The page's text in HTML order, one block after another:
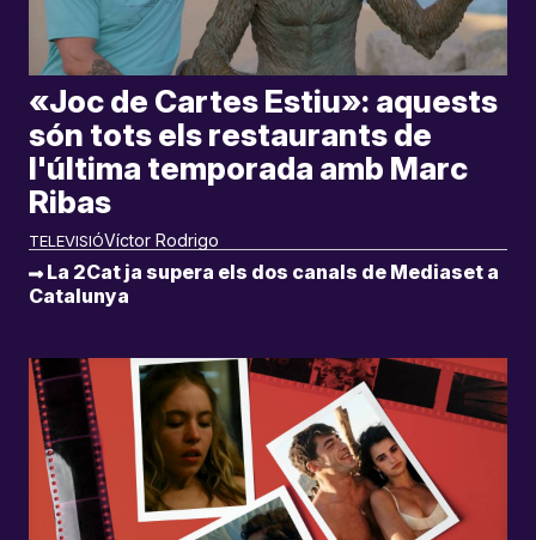
TELEVISIÓ
«Joc de Cartes Estiu»: aquests
són tots els restaurants de
l'última temporada amb Marc
Ribas
Víctor Rodrigo
La 2Cat ja supera els dos canals de Mediaset a
Catalunya